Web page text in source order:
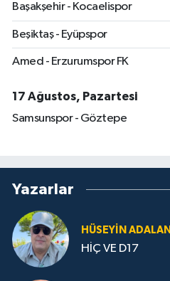
Başakşehir - Kocaelispor
Beşiktaş - Eyüpspor
Amed - Erzurumspor FK
17 Ağustos, Pazartesi
Samsunspor - Göztepe
Yazarlar
HÜSEYIN ADALAN
HİÇ VE D17